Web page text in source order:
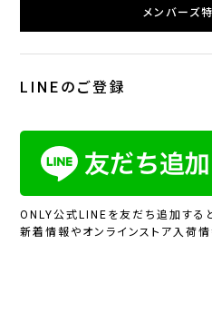
メンバーズ
LINEのご登録
ONLY公式LINEを友だち追加すると
新着情報やオンラインストア入荷情